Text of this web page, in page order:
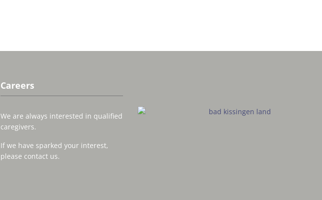
Careers
We are always interested in qualified
caregivers.
If we have sparked your interest,
please contact us.